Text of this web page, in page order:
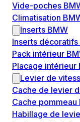
Vide-poches
Climatisation
Inserts BMW
Inserts décoratifs
Pack intérieur
Placage intérieur
Levier de
Cache de levier
Cache pommeau
Habillage de